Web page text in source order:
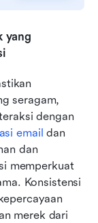
yang
seragam,
dengan
email dan
dan
memperkuat
Konsistensi
merek dari